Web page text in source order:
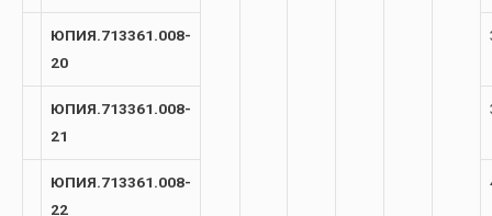
ЮПИЯ.713361.008-
20
ЮПИЯ.713361.008-
21
ЮПИЯ.713361.008-
22